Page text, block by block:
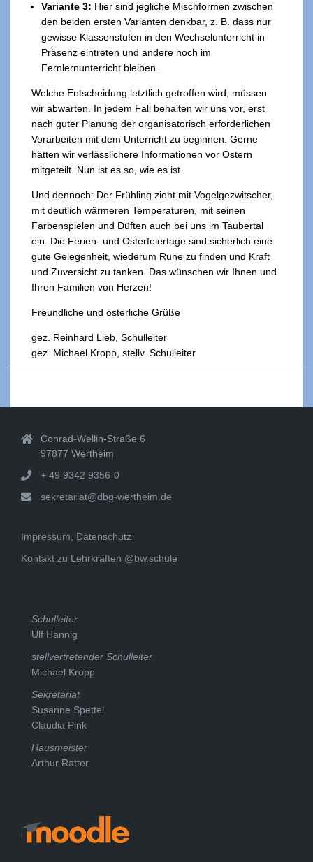
Variante 3: Hier sind jegliche Mischformen zwischen
den beiden ersten Varianten denkbar, z. B. dass nur
gewisse Klassenstufen in den Wechselunterricht in
Präsenz eintreten und andere noch im
Fernlernunterricht bleiben.
Welche Entscheidung letztlich getroffen wird, müssen
wir abwarten. In jedem Fall behalten wir uns vor, erst
nach guter Planung der organisatorisch erforderlichen
Vorarbeiten mit dem Unterricht zu beginnen. Gerne
hätten wir verlässlichere Informationen vor Ostern
mitgeteilt. Nun ist es so, wie es ist.
Und dennoch: Der Frühling zieht mit Vogelgezwitscher,
mit deutlich wärmeren Temperaturen, mit seinen
Farbenspielen und Düften auch bei uns im Taubertal
ein. Die Ferien- und Osterfeiertage sind sicherlich eine
gute Gelegenheit, wiederum Ruhe zu finden und Kraft
und Zuversicht zu tanken. Das wünschen wir Ihnen und
Ihren Familien von Herzen!
Freundliche und österliche Grüße
gez. Reinhard Lieb, Schulleiter
gez. Michael Kropp, stellv. Schulleiter
Conrad-Wellin-Straße 6
97877 Wertheim
+ 49 9342 9356-0
sekretariat@dbg-wertheim.de
Impressum, Datenschutz
Kontakt zu Lehrkräften @bw.schule
Schulleiter
Ulf Hannig
stellvertretender Schulleiter
Michael Kropp
Sekretariat
Susanne Spettel
Claudia Pink
Hausmeister
Arthur Ratter